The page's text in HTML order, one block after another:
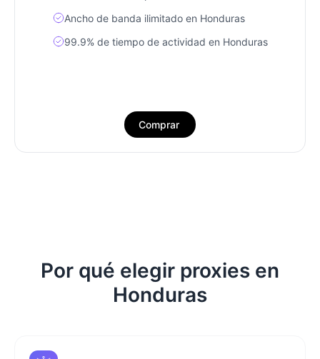
Ancho de banda ilimitado en Honduras
99.9% de tiempo de actividad en Honduras
Comprar
Por qué elegir proxies en
Honduras